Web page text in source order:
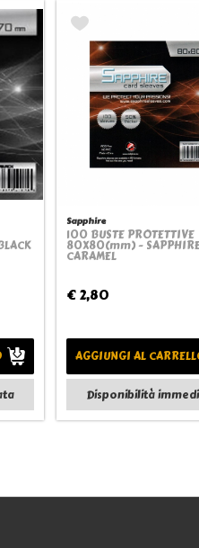
Quickview
Sapphire
100 BUSTE PROTETTIVE
80X80(mm) -
CARAMEL
€ 2,80
AGGIUNGI AL
Disponibilità